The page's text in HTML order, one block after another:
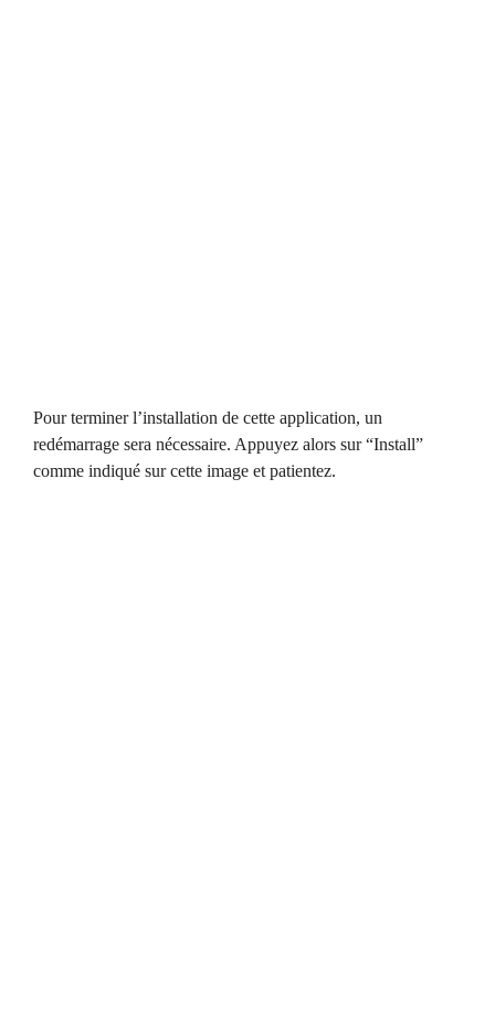
Pour terminer l’installation de cette application, un
redémarrage sera nécessaire. Appuyez alors sur “Install”
comme indiqué sur cette image et patientez.